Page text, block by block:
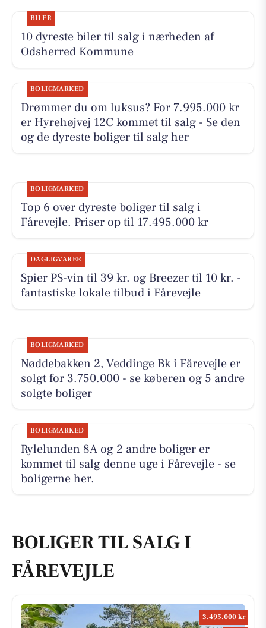
BILER
10 dyreste biler til salg i nærheden af
Odsherred Kommune
BOLIGMARKED
Drømmer du om luksus? For 7.995.000 kr
er Hyrehøjvej 12C kommet til salg - Se den
og de dyreste boliger til salg her
BOLIGMARKED
Top 6 over dyreste boliger til salg i
Fårevejle. Priser op til 17.495.000 kr
DAGLIGVARER
Spier PS-vin til 39 kr. og Breezer til 10 kr. -
fantastiske lokale tilbud i Fårevejle
BOLIGMARKED
Nøddebakken 2, Veddinge Bk i Fårevejle er
solgt for 3.750.000 - se køberen og 5 andre
solgte boliger
BOLIGMARKED
Rylelunden 8A og 2 andre boliger er
kommet til salg denne uge i Fårevejle - se
boligerne her.
BOLIGER TIL SALG I
FÅREVEJLE
3.495.000 kr